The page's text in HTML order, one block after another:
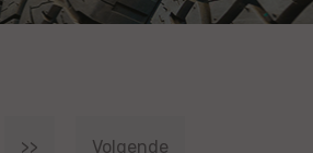
>> Volgende